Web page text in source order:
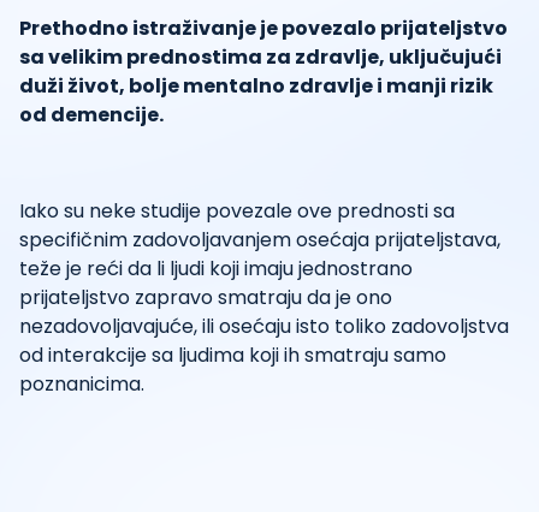
Prethodno istraživanje je povezalo prijateljstvo
sa velikim prednostima za zdravlje, uključujući
duži život, bolje mentalno zdravlje i manji rizik
od demencije.
Iako su neke studije povezale ove prednosti sa
specifičnim zadovoljavanjem osećaja prijateljstava,
teže je reći da li ljudi koji imaju jednostrano
prijateljstvo zapravo smatraju da je ono
nezadovoljavajuće, ili osećaju isto toliko zadovoljstva
od interakcije sa ljudima koji ih smatraju samo
poznanicima.